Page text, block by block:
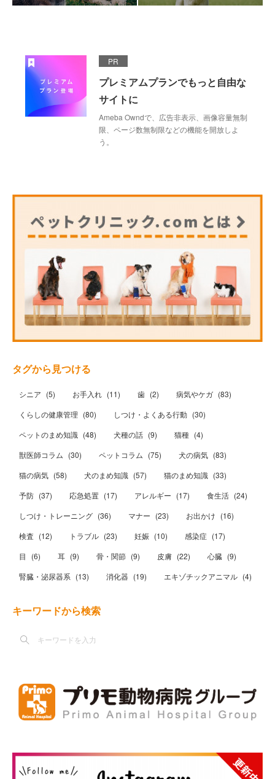
PR
プレミアムプランでもっと自由な
サイトに
Ameba Owndで、広告非表示、画像容量無制
限、ページ数無制限などの機能を開放しよ
う。
タグから見つける
シニア (5) お手入れ (11) 歯 (2) 病気やケガ (83)
くらしの健康管理 (80) しつけ・よくある行動 (30)
ペットのまめ知識 (48) 犬種の話 (9) 猫種 (4)
獣医師コラム (30) ペットコラム (75) 犬の病気 (83)
猫の病気 (58) 犬のまめ知識 (57) 猫のまめ知識 (33)
予防 (37) 応急処置 (17) アレルギー (17) 食生活 (24)
しつけ・トレーニング (36) マナー (23) お出かけ (16)
検査 (12) トラブル (23) 妊娠 (10) 感染症 (17)
目
(6) 耳 (9) 骨・関節 (9) 皮膚 (22) 心臓 (9)
腎臓・泌尿器系 (13) 消化器 (19) エキゾチックアニマル (4)
キーワードから検索